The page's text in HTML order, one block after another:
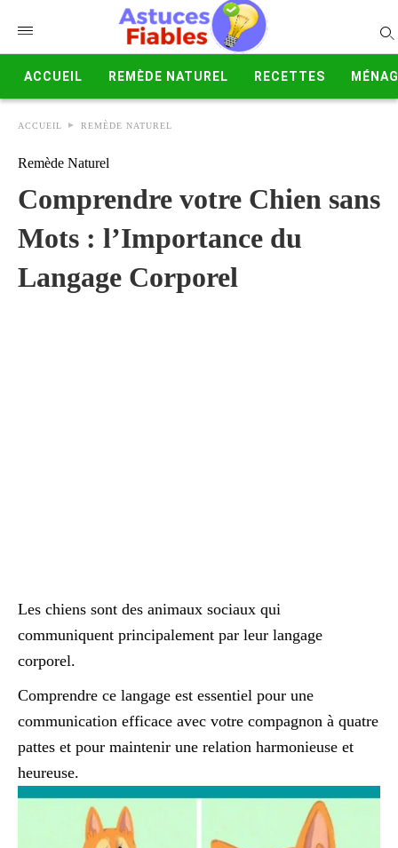
ACCUEIL REMÈDE NATUREL RECETTES
ACCUEIL REMÈDE NATUREL
Remède Naturel
Comprendre votre Chien sans
Mots : l’Importance du
Langage Corporel
Les chiens sont des animaux sociaux qui
communiquent principalement par leur langage
corporel.
Comprendre ce langage est essentiel pour une
communication efficace avec votre compagnon à quatre
pattes et pour maintenir une relation harmonieuse et
heureuse.